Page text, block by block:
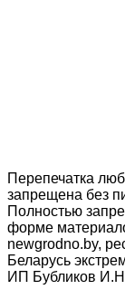
Перепечатка
запрещена без
Полностью
форме
newgrodno.by,
Беларусь
ИП Бубликов